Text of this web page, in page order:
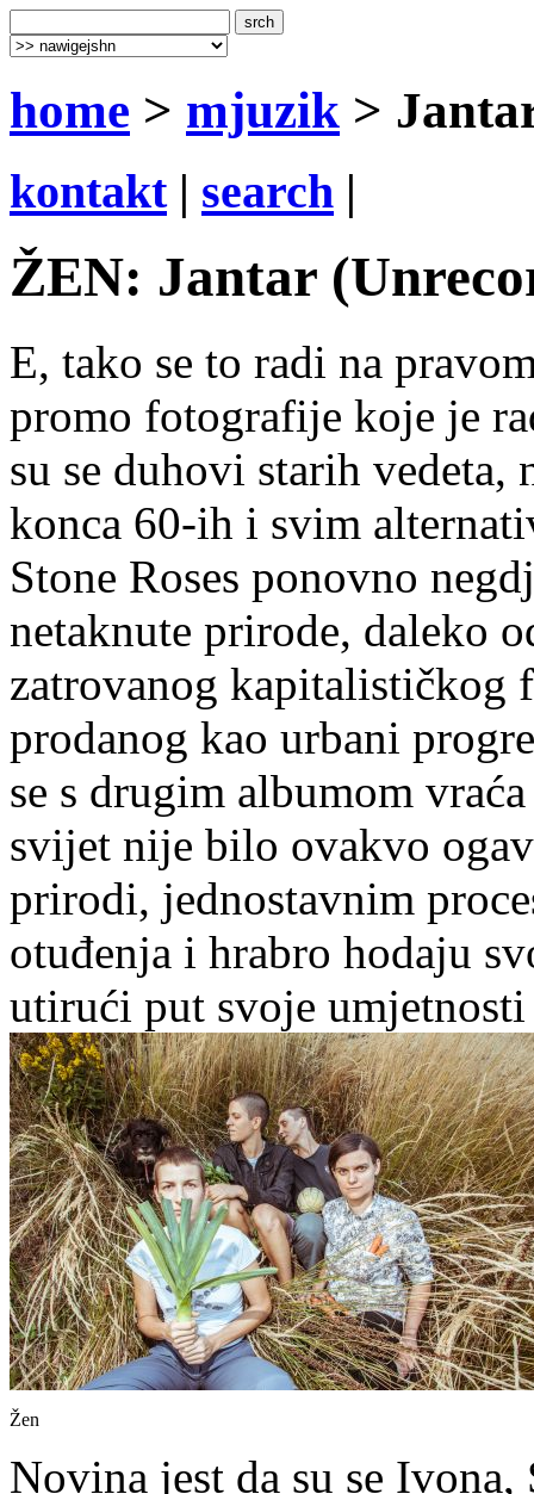
home > mjuzik >
kontakt| search |
ŽEN: Jantar
E, tako se to radi na
promo fotografije koje je
su se duhovi starih
konca 60-ih i svim
Stone Roses ponovno
netaknute prirode, daleko
zatrovanog kapitalističkog
prodanog kao urbani
se s drugim albumom
svijet nije bilo ovakvo
prirodi, jednostavnim
otuđenja i hrabro hodaju
utirući put svoje
Žen
Novina jest da su se Ivona,